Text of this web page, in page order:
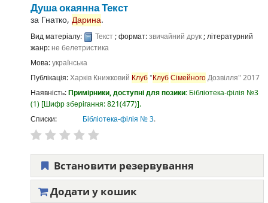
Душа окаяннаТекст
за Гнатко, Дарина.
Вид матеріалу: Текст; формат:звичайний друк; літературний
жанр:не белетристика
Мова:українська
Публікація:Харків Книжковий Клуб"КлубСімейногоДозвілля" 2017
Наявність:Примірники, доступні для позики: Бібліотека-філія №3
(1) Шифр зберігання:821(477) .
Списки:
Бібліотека-філія № 3.
Встановити резервування
Додати у кошик